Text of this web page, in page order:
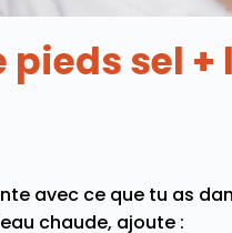
pieds sel
avec ce que tu as
chaude, ajoute :